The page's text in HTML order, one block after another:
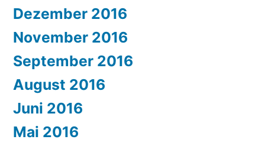
Dezember 2016
November 2016
September 2016
August 2016
Juni 2016
Mai 2016